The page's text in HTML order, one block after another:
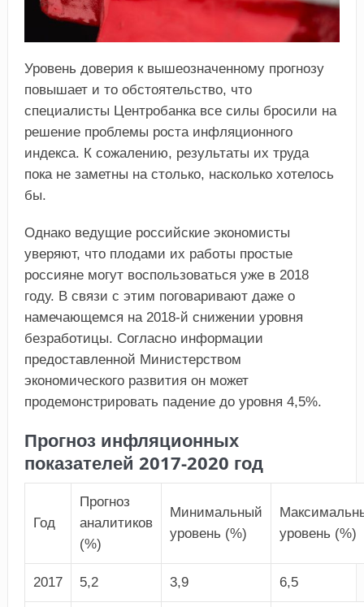
Уровень доверия к вышеозначенному прогнозу
повышает и то обстоятельство, что
специалисты Центробанка все силы бросили на
решение проблемы роста инфляционного
индекса. К сожалению, результаты их труда
пока не заметны на столько, насколько хотелось
бы.
Однако ведущие российские экономисты
уверяют, что плодами их работы простые
россияне могут воспользоваться уже в 2018
году. В связи с этим поговаривают даже о
намечающемся на 2018-й снижении уровня
безработицы. Согласно информации
предоставленной Министерством
экономического развития он может
продемонстрировать падение до уровня 4,5%.
Прогноз инфляционных
показателей 2017-2020 год
Год
Прогноз
аналитиков
(%)
Минимальный
уровень (%)
уровень (%)
2017 5,2 3,9 6,5